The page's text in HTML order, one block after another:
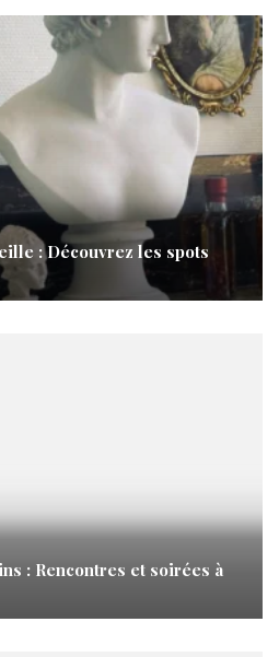
: Découvrez les spots
: Rencontres et soirées à